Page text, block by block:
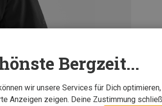
Bergzeit...
wir unsere Services für Dich
Anzeigen zeigen. Deine Zustimmung